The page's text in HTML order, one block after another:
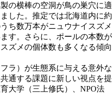
の横棒の空洞が鳥の巣穴に適
した。推定では北海道内に約
ち数万本がニュウナイスズメ
す。さらに、ポールの本数が
ズメの個体数も多くなる傾向
ラ）が生態系に与える意外な
通する課題に新しい視点を提
大学（三上修氏）、 NPO法